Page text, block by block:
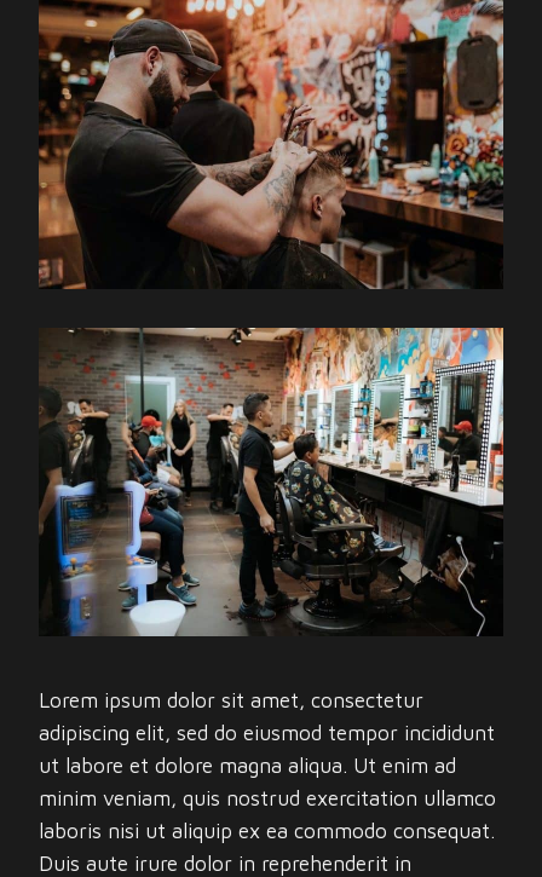
Lorem ipsum dolor sit amet, consectetur
adipiscing elit, sed do eiusmod tempor incididunt
ut labore et dolore magna aliqua. Ut enim ad
minim veniam, quis nostrud exercitation ullamco
laboris nisi ut aliquip ex ea commodo consequat.
Duis aute irure dolor in reprehenderit in